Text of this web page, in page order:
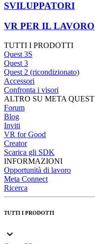
SVILUPPATORI
VR PER IL LAVORO
TUTTI I PRODOTTI
Quest 3S
Quest 3
Quest 2 (ricondizionato)
Accessori
Confronta i visori
ALTRO SU META QUEST
Forum
Blog
Inviti
VR for Good
Creator
Scarica gli SDK
INFORMAZIONI
Opportunità di lavoro
Meta Connect
Ricerca
TUTTI I PRODOTTI